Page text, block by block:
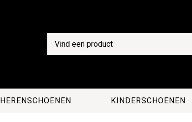
HERENSCHOENEN KINDERSCHOENEN